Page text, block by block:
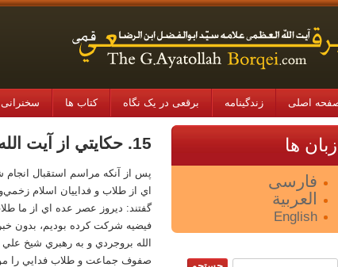
اصلی زندگینامه برقعی در یک نگاه کتاب ها سخنرانی
زبان ها
فارسی
العربية
English
15. حكايتي از آيت الله بروجردي
پس از آنكه مراسم استقبال
اي از طلاب و فداييان اسلام
گفتند: ديروز عصر عده اي از ما
فيضيه شركت كرده بوديم، بدون
الله بروجردي و به رهبري شيخ
صفوف جماعت و طلاب فدايي را